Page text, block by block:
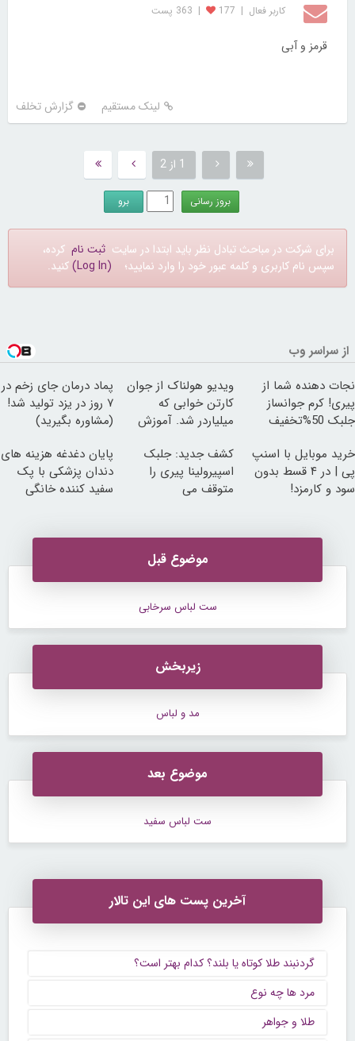
کاربر فعال |
177
| 363 پست
قرمز و آبی
لینک مستقیم گزارش تخلف
1 از 2
برای شرکت در مباحث تبادل نظر باید ابتدا در سایت ثبت نام کرده،
سپس نام کاربری و کلمه عبور خود را وارد نمایید؛ (Log In) کنید.
از سراسر وب
نجات دهنده شما از
پیری! کرم جوانساز
جلبک 50%تخفیف
ویدیو هولناک از جوان
کارتن خوابی که
میلیاردر شد. آموزش
پماد درمان جای زخم در
۷ روز در یزد تولید شد!
(مشاوره بگیرید)
خرید موبایل با اسنپ
پی | در ۴ قسط بدون
سود و کارمزد!
کشف جدید: جلبک
اسپیرولینا پیری را
متوقف می
پایان دغدغه هزینه های
دندان پزشکی با پک
سفید کننده خانگی
موضوع قبل
ست لباس سرخابی
زیربخش
مد و لباس
موضوع بعد
ست لباس سفید
آخرین پست های این تالار
گردنبند طلا کوتاه یا بلند؟ کدام بهتر است؟
مرد ها چه نوع
طلا و جواهر